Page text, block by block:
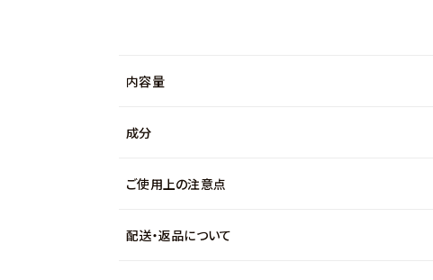
内容量
成分
ご使用上の注意点
配送・返品について